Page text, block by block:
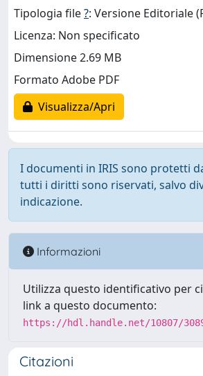
Tipologia file?: Versione Editoriale
Licenza: Non specificato
Dimensione 2.69 MB
Formato Adobe PDF
Visualizza/Apri
I documenti in IRIS sono protetti
tutti i diritti sono riservati, salvo
indicazione.
Informazioni
Utilizza questo identificativo per
link a questo documento:
https://hdl.handle.net/10807/
Citazioni